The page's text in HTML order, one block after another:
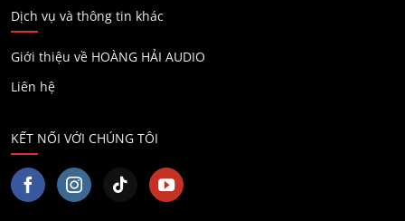
Dịch vụ và thông tin khác
Giới thiệu về HOÀNG HẢI AUDIO
Liên hệ
KẾT NỐI VỚI CHÚNG TÔI